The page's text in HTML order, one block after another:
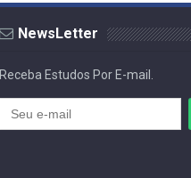
NewsLetter
Receba Estudos Por E-mail.